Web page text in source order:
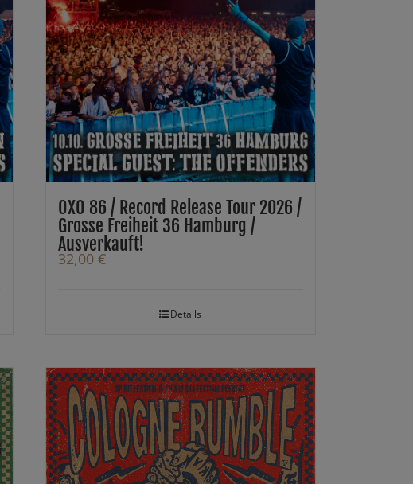
OXO 86 / Record Release Tour 2026 /
Grosse Freiheit 36 Hamburg /
Ausverkauft!
32,00 €
Details